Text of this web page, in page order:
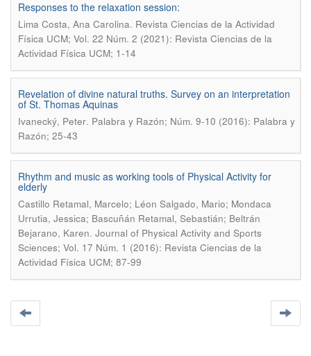
Responses to the relaxation session:
Lima Costa, Ana Carolina. Revista Ciencias de la Actividad
Física UCM; Vol. 22 Núm. 2 (2021): Revista Ciencias de la
Actividad Física UCM; 1-14
Revelation of divine natural truths. Survey on an interpretation
of St. Thomas Aquinas
Ivanecký, Peter. Palabra y Razón; Núm. 9-10 (2016): Palabra y
Razón; 25-43
Rhythm and music as working tools of Physical Activity for
elderly
Castillo Retamal, Marcelo; Léon Salgado, Mario; Mondaca
Urrutia, Jessica; Bascuñán Retamal, Sebastián; Beltrán
Bejarano, Karen. Journal of Physical Activity and Sports
Sciences; Vol. 17 Núm. 1 (2016): Revista Ciencias de la
Actividad Física UCM; 87-99